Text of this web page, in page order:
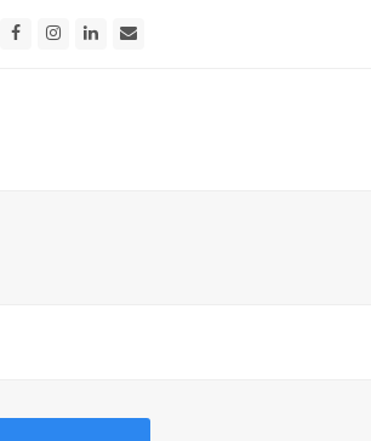
FacebookInstagram
LinkedIn